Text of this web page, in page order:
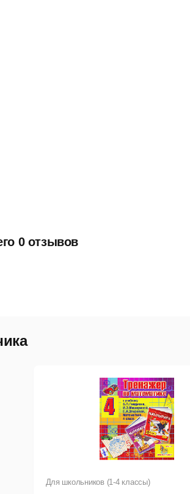
0 отзывов
Для школьников (1-4 классы)